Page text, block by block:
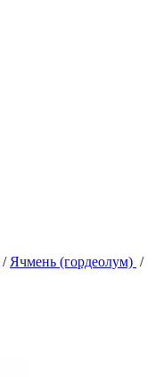
/ Ячмень (гордеолум) /